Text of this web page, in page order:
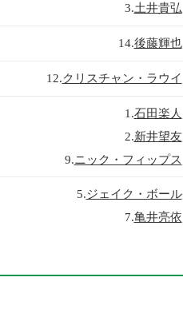
3.土井貴弘
14.後藤輝也
12.クリスチャン・ラウイ
1.石田楽人
2.新井望友
9.ニック・フィップス
5.ジェイク・ボール
7.亀井亮依